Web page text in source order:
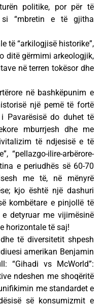
politike, por për të
si “mbretin e të gjitha
të “arkilogjisë historike”,
ditë gërmimi arkeologjik,
në terren tokësor dhe
në bashkëpunim e
një pemë të fortë
Pavarësisë do duhet të
mburrjesh dhe me
të ndjesisë e të
“pellazgo-ilire-arbërore-
e periudhës së 60-70
me të, në mënyrë
kjo është një dashuri
kombëtare e pinjollë të
detyruar me vijimësinë
horizontale të saj!
të diversitetit shpesh
amerikan Benjamin
“Gihadi vs McWorld”:
ndeshen me shoqëritë
me standardet e
së konsumizmit e